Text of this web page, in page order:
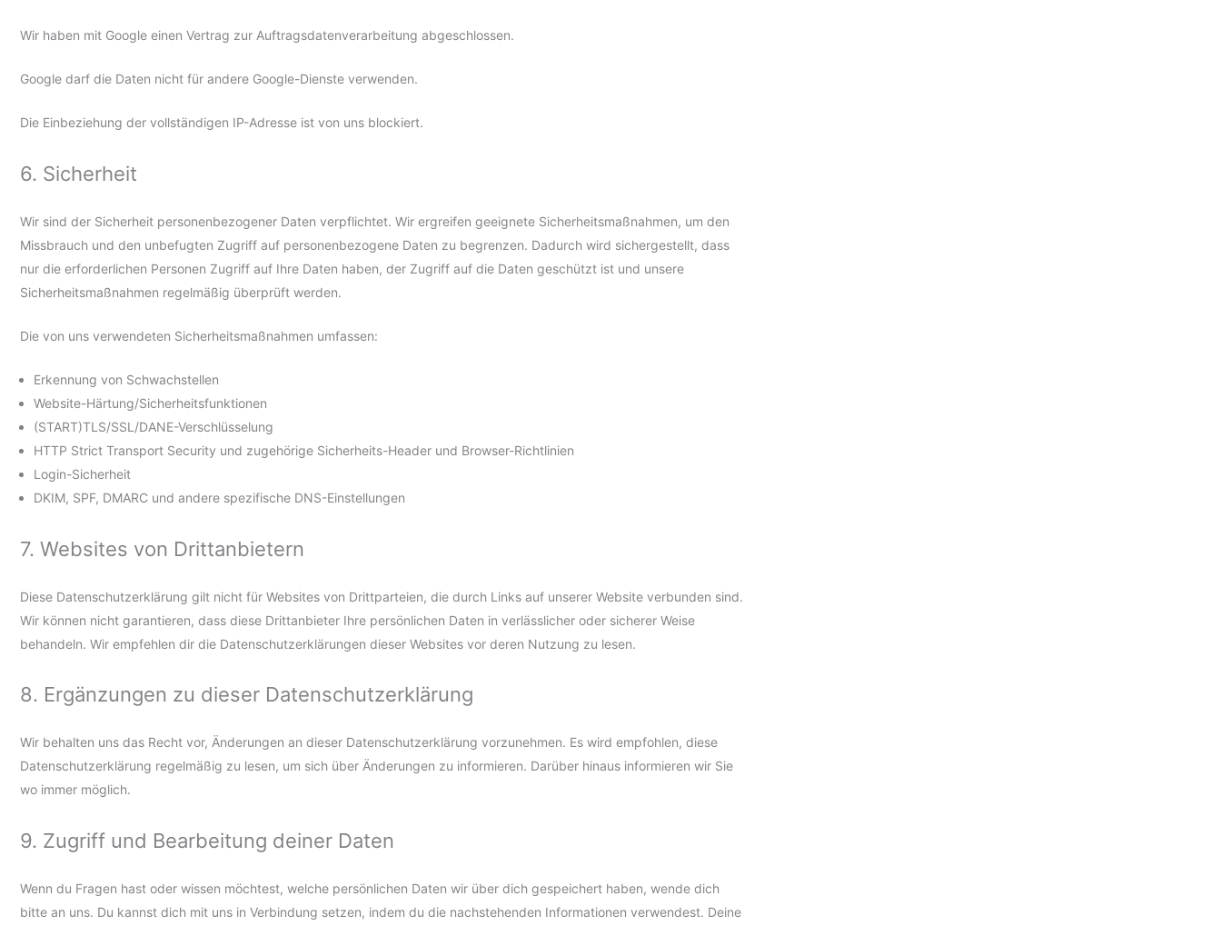
Wir haben mit Google einen Vertrag zur Auftragsdatenverarbeitung abgeschlossen.
Google darf die Daten nicht für andere Google-Dienste verwenden.
Die Einbeziehung der vollständigen IP-Adresse ist von uns blockiert.
6. Sicherheit
Wir sind der Sicherheit personenbezogener Daten verpflichtet. Wir ergreifen geeignete Sicherheitsmaßnahmen, um den
Missbrauch und den unbefugten Zugriff auf personenbezogene Daten zu begrenzen. Dadurch wird sichergestellt, dass
nur die erforderlichen Personen Zugriff auf Ihre Daten haben, der Zugriff auf die Daten geschützt ist und unsere
Sicherheitsmaßnahmen regelmäßig überprüft werden.
Die von uns verwendeten Sicherheitsmaßnahmen umfassen:
Erkennung von Schwachstellen
Website-Härtung/Sicherheitsfunktionen
(START)TLS/SSL/DANE-Verschlüsselung
HTTP Strict Transport Security und zugehörige Sicherheits-Header und Browser-Richtlinien
Login-Sicherheit
DKIM, SPF, DMARC und andere spezifische DNS-Einstellungen
7. Websites von Drittanbietern
Diese Datenschutzerklärung gilt nicht für Websites von Drittparteien, die durch Links auf unserer Website verbunden sind.
Wir können nicht garantieren, dass diese Drittanbieter Ihre persönlichen Daten in verlässlicher oder sicherer Weise
behandeln. Wir empfehlen dir die Datenschutzerklärungen dieser Websites vor deren Nutzung zu lesen.
8. Ergänzungen zu dieser Datenschutzerklärung
Wir behalten uns das Recht vor, Änderungen an dieser Datenschutzerklärung vorzunehmen. Es wird empfohlen, diese
Datenschutzerklärung regelmäßig zu lesen, um sich über Änderungen zu informieren. Darüber hinaus informieren wir Sie
wo immer möglich.
9. Zugriff und Bearbeitung deiner Daten
Wenn du Fragen hast oder wissen möchtest, welche persönlichen Daten wir über dich gespeichert haben, wende dich
bitte an uns. Du kannst dich mit uns in Verbindung setzen, indem du die nachstehenden Informationen verwendest. Deine